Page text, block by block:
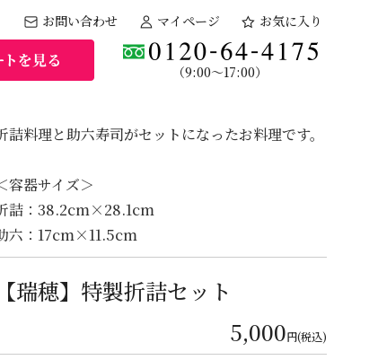
お問い合わせ マイページ お気に入り
（9:00～17:00）
詰料理と助六寿司がセットになったお料理です。
容器サイズ＞
詰：38.2cm×28.1cm
六：17cm×11.5cm
【瑞穂】特製折詰セット
5,000円(税込)